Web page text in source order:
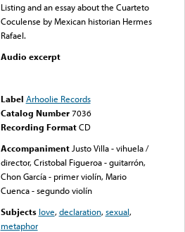
Listing and an essay about the Cuarteto
Coculense by Mexican historian Hermes
Rafael.
Audio excerpt
Label Arhoolie Records
Catalog Number 7036
Recording FormatCD
Accompaniment Justo Villa - vihuela /
director, Cristobal Figueroa - guitarrón,
Chon García - primer violín, Mario
Cuenca - segundo violín
Subjects love,declaration,sexual,
metaphor